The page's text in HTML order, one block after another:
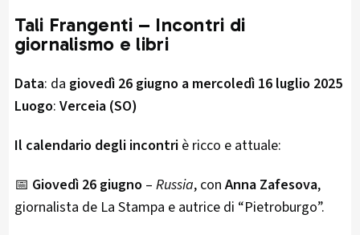
Tali Frangenti – Incontri di
giornalismo e libri
Data: da giovedì 26 giugno a mercoledì 16 luglio 2025
Luogo: Verceia (SO)
Il calendario degli incontriè ricco e attuale:
📅 Giovedì 26 giugno – Russia, conAnna Zafesova,
giornalista de La Stampa e autrice di “Pietroburgo”.